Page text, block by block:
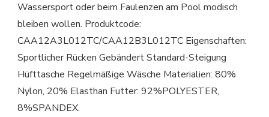
Wassersport oder beim Faulenzen am Pool modisch
bleiben wollen. Produktcode:
CAA12A3L012TC/CAA12B3L012TC Eigenschaften:
Sportlicher Rücken Gebändert Standard-Steigung
Hüfttasche Regelmäßige Wäsche Materialien: 80%
Nylon, 20% Elasthan Futter: 92%POLYESTER,
8%SPANDEX.